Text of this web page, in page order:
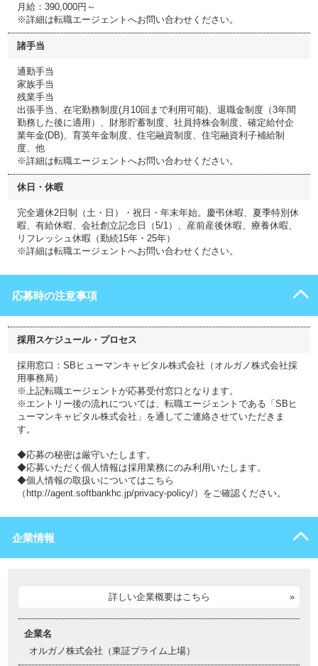
月給：390,000円～
※詳細は転職エージェントへお問い合わせください。
諸手当
通勤手当
家族手当
残業手当
出張手当、在宅勤務制度(月10回まで利用可能)、退職金制度（3年間
勤務した後に適用）、財形貯蓄制度、社員持株会制度、確定給付企
業年金(DB)、育英年金制度、住宅融資制度、住宅融資利子補給制
度、他
※詳細は転職エージェントへお問い合わせください。
休日・休暇
完全週休2日制（土・日）・祝日・年末年始。慶弔休暇、夏季特別休
暇、有給休暇、会社創立記念日（5/1）、産前産後休暇、療養休暇、
リフレッシュ休暇（勤続15年・25年）
※詳細は転職エージェントへお問い合わせください。
応募時の注意事項
採用スケジュール・プロセス
採用窓口：SBヒューマンキャピタル株式会社（オルガノ株式会社採
用事務局）
※上記転職エージェントが応募受付窓口となります。
※エントリー後の流れについては、転職エージェントである「SBヒ
ューマンキャピタル株式会社」を通してご連絡させていただきま
す。
◆応募の秘密は厳守いたします。
◆応募いただく個人情報は採用業務にのみ利用いたします。
◆個人情報の取扱いについてはこちら
（http://agent.softbankhc.jp/privacy-policy/）をご確認ください。
企業情報
詳しい企業概要はこちら
企業名
オルガノ株式会社（東証プライム上場）